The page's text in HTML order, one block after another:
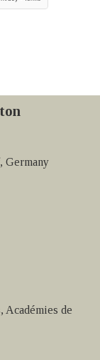
Germany
Académies de